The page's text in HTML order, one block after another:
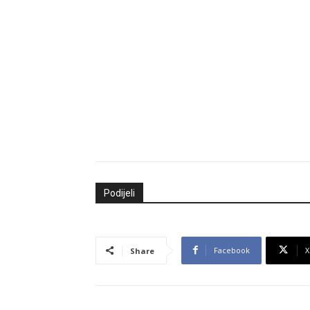
Podijeli
Share Facebook X